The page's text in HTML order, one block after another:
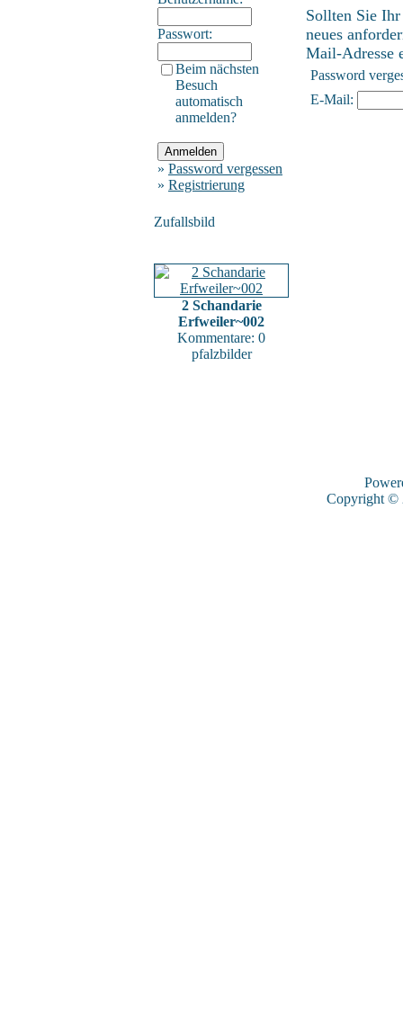
Passwort:
Beim nächsten
Besuch
automatisch
anmelden?
» Password vergessen
» Registrierung
Zufallsbild
2 Schandarie
Erfweiler~002
Kommentare: 0
pfalzbilder
Sollten Sie Ihr
neues
Mail-Adresse
Password
E-Mail:
Copyright ©